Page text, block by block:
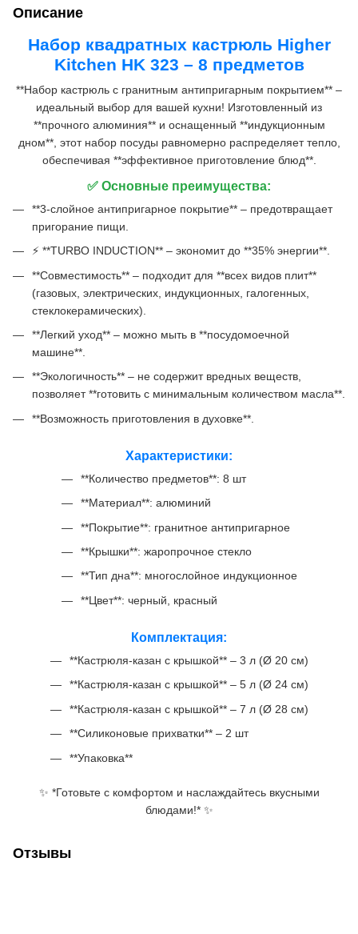
Описание
Набор квадратных кастрюль Higher
Kitchen HK 323 – 8 предметов
**Набор кастрюль с гранитным антипригарным покрытием** –
идеальный выбор для вашей кухни! Изготовленный из
**прочного алюминия** и оснащенный **индукционным
дном**, этот набор посуды равномерно распределяет тепло,
обеспечивая **эффективное приготовление блюд**.
✅ Основные преимущества:
**3-слойное антипригарное покрытие** – предотвращает
пригорание пищи.
⚡ **TURBO INDUCTION** – экономит до **35% энергии**.
**Совместимость** – подходит для **всех видов плит**
(газовых, электрических, индукционных, галогенных,
стеклокерамических).
**Легкий уход** – можно мыть в **посудомоечной
машине**.
**Экологичность** – не содержит вредных веществ,
позволяет **готовить с минимальным количеством масла**.
**Возможность приготовления в духовке**.
Характеристики:
**Количество предметов**: 8 шт
**Материал**: алюминий
**Покрытие**: гранитное антипригарное
**Крышки**: жаропрочное стекло
**Тип дна**: многослойное индукционное
**Цвет**: черный, красный
Комплектация:
**Кастрюля-казан с крышкой** – 3 л (Ø 20 см)
**Кастрюля-казан с крышкой** – 5 л (Ø 24 см)
**Кастрюля-казан с крышкой** – 7 л (Ø 28 см)
**Силиконовые прихватки** – 2 шт
**Упаковка**
✨ *Готовьте с комфортом и наслаждайтесь вкусными
блюдами!* ✨
Отзывы